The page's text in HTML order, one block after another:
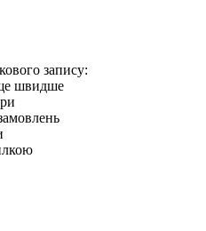
запису:
швидше